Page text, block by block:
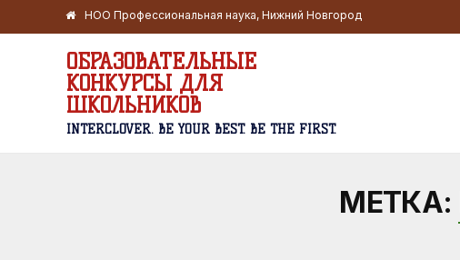
НОО Профессиональная наука, Нижний Новгород
ОБРАЗОВАТЕЛЬНЫЕ
КОНКУРСЫ ДЛЯ
ШКОЛЬНИКОВ
INTERCLOVER. BE YOUR BEST. BE THE FIRST.
МЕТКА: